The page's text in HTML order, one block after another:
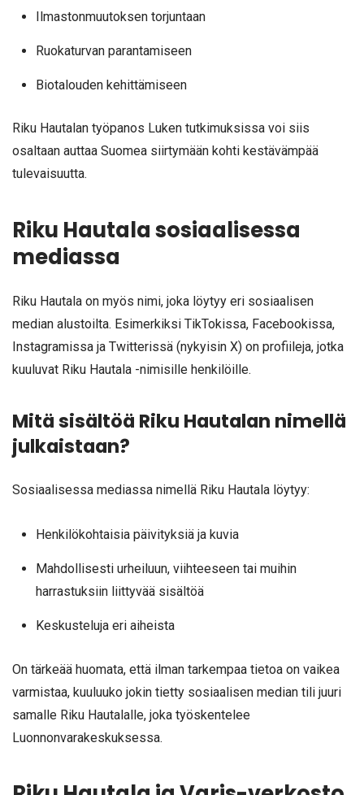
Ilmastonmuutoksen torjuntaan
Ruokaturvan parantamiseen
Biotalouden kehittämiseen
Riku Hautalan työpanos Luken tutkimuksissa voi siis
osaltaan auttaa Suomea siirtymään kohti kestävämpää
tulevaisuutta.
Riku Hautala sosiaalisessa
mediassa
Riku Hautala on myös nimi, joka löytyy eri sosiaalisen
median alustoilta. Esimerkiksi TikTokissa, Facebookissa,
Instagramissa ja Twitterissä (nykyisin X) on profiileja, jotka
kuuluvat Riku Hautala -nimisille henkilöille.
Mitä sisältöä Riku Hautalan nimellä
julkaistaan?
Sosiaalisessa mediassa nimellä Riku Hautala löytyy:
Henkilökohtaisia päivityksiä ja kuvia
Mahdollisesti urheiluun, viihteeseen tai muihin
harrastuksiin liittyvää sisältöä
Keskusteluja eri aiheista
On tärkeää huomata, että ilman tarkempaa tietoa on vaikea
varmistaa, kuuluuko jokin tietty sosiaalisen median tili juuri
samalle Riku Hautalalle, joka työskentelee
Luonnonvarakeskuksessa.